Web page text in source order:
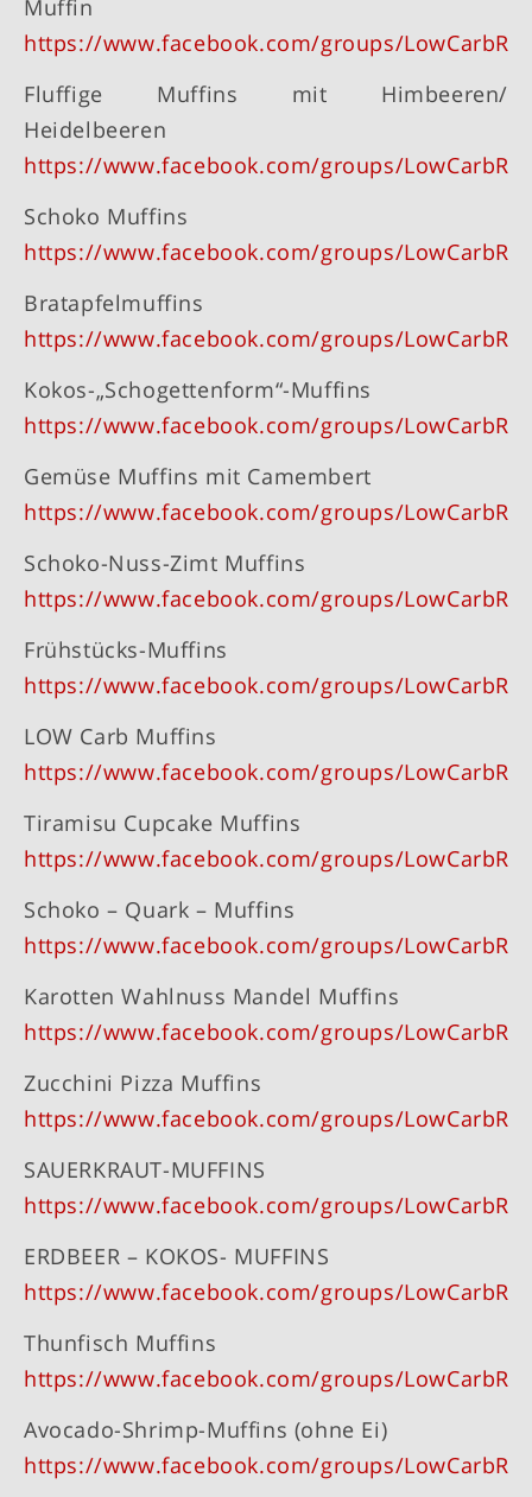
Muffin
https://www.facebook.com/groups/
Fluffige Muffins mit Himbeeren/
Heidelbeeren
https://www.facebook.com/groups/
Schoko Muffins
https://www.facebook.com/groups/
Bratapfelmuffins
https://www.facebook.com/groups/
Kokos-„Schogettenform“-Muffins
https://www.facebook.com/groups/
Gemüse Muffins mit Camembert
https://www.facebook.com/groups/
Schoko-Nuss-Zimt Muffins
https://www.facebook.com/groups/
Frühstücks-Muffins
https://www.facebook.com/groups/
LOW Carb Muffins
https://www.facebook.com/groups/
Tiramisu Cupcake Muffins
https://www.facebook.com/groups/
Schoko – Quark – Muffins
https://www.facebook.com/groups/
Karotten Wahlnuss Mandel Muffins
https://www.facebook.com/groups/
Zucchini Pizza Muffins
https://www.facebook.com/groups/
SAUERKRAUT-MUFFINS
https://www.facebook.com/groups/
ERDBEER – KOKOS- MUFFINS
https://www.facebook.com/groups/
Thunfisch Muffins
https://www.facebook.com/groups/
Avocado-Shrimp-Muffins (ohne Ei)
https://www.facebook.com/groups/